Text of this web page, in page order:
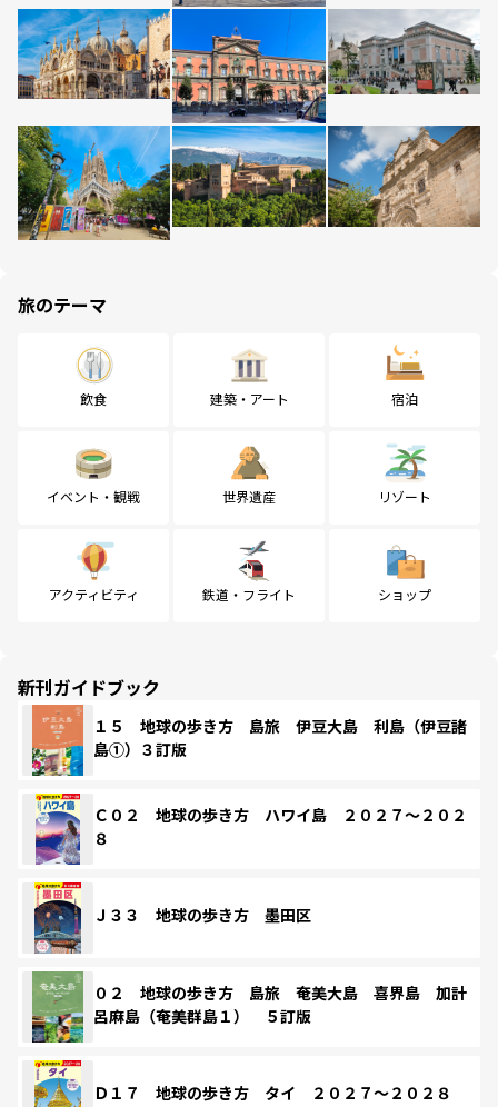
旅のテーマ
飲食 建築・アート 宿泊
イベント・観戦 世界遺産 リゾート
アクティビティ 鉄道・フライト ショップ
新刊ガイドブック
１５ 地球の歩き方 島旅 伊豆大島 利島（伊豆諸
島①）３訂版
Ｃ０２ 地球の歩き方 ハワイ島 ２０２７～２０２
８
Ｊ３３ 地球の歩き方 墨田区
０２ 地球の歩き方 島旅 奄美大島 喜界島 加計
呂麻島（奄美群島１） ５訂版
Ｄ１７ 地球の歩き方 タイ ２０２７～２０２８